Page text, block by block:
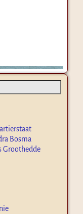
Bosma
Groothedde